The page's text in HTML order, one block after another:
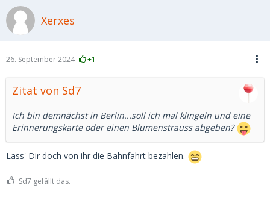
Xerxes
26. September 2024 +1
Zitat von Sd7
Ich bin demnächst in Berlin...soll ich mal klingeln und eine
Erinnerungskarte oder einen Blumenstrauss abgeben?
Lass' Dir doch von ihr die Bahnfahrt bezahlen.
Sd7 gefällt das.